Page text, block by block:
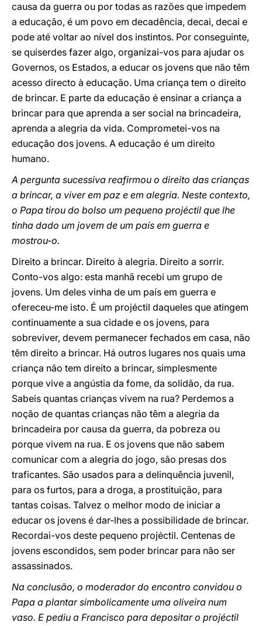
causa da guerra ou por todas as razões que impedem
a educação, é um povo em decadência, decai, decai e
pode até voltar ao nível dos instintos. Por conseguinte,
se quiserdes fazer algo, organizai-vos para ajudar os
Governos, os Estados, a educar os jovens que não têm
acesso directo à educação. Uma criança tem o direito
de brincar. E parte da educação é ensinar a criança a
brincar para que aprenda a ser social na brincadeira,
aprenda a alegria da vida. Comprometei-vos na
educação dos jovens. A educação é um direito
humano.
A pergunta sucessiva reafirmou o direito das crianças
a brincar, a viver em paz e em alegria. Neste contexto,
o Papa tirou do bolso um pequeno projéctil que lhe
tinha dado um jovem de um país em guerra e
mostrou-o.
Direito a brincar. Direito à alegria. Direito a sorrir.
Conto-vos algo: esta manhã recebi um grupo de
jovens. Um deles vinha de um país em guerra e
ofereceu-me isto. É um projéctil daqueles que atingem
continuamente a sua cidade e os jovens, para
sobreviver, devem permanecer fechados em casa, não
têm direito a brincar. Há outros lugares nos quais uma
criança não tem direito a brincar, simplesmente
porque vive a angústia da fome, da solidão, da rua.
Sabeis quantas crianças vivem na rua? Perdemos a
noção de quantas crianças não têm a alegria da
brincadeira por causa da guerra, da pobreza ou
porque vivem na rua. E os jovens que não sabem
comunicar com a alegria do jogo, são presas dos
traficantes. São usados para a delinquência juvenil,
para os furtos, para a droga, a prostituição, para
tantas coisas. Talvez o melhor modo de iniciar a
educar os jovens é dar-lhes a possibilidade de brincar.
Recordai-vos deste pequeno projéctil. Centenas de
jovens escondidos, sem poder brincar para não ser
assassinados.
Na conclusão, o moderador do encontro convidou o
Papa a plantar simbolicamente uma oliveira num
vaso. E pediu a Francisco para depositar o projéctil